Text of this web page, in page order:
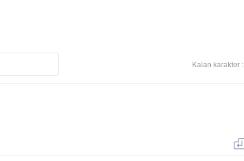
Kalan karakter :